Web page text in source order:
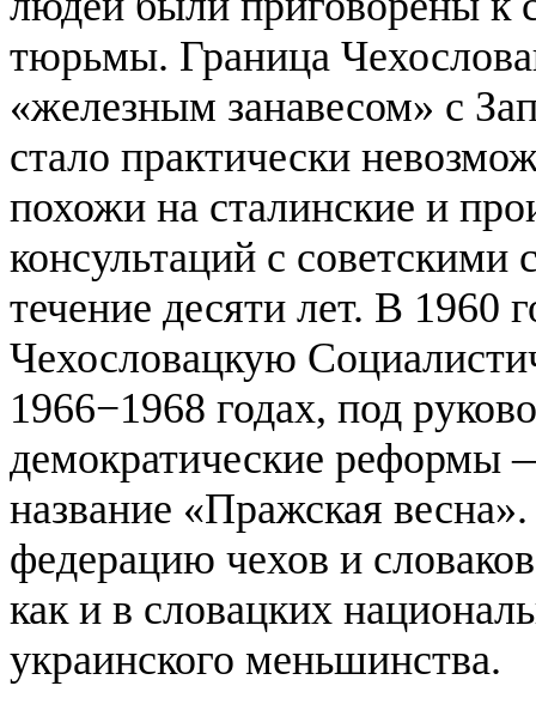
тюрьмы. Граница
«железным занавесом» с
стало практически
похожи на сталинские и
консультаций с
течение десяти лет. В 1960
Чехословацкую
1966−1968 годах, под
демократические реформы
название «Пражская
федерацию чехов и
как и в словацких
украинского меньшинства.